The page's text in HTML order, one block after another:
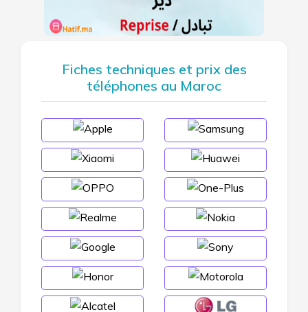
Fiches techniques et prix des
téléphones au Maroc